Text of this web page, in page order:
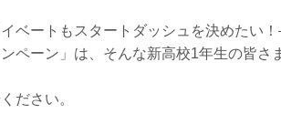
ベートもスタートダッシュを決めたい！
ペーン」は、そんな新高校1年生の皆さ
ださい。